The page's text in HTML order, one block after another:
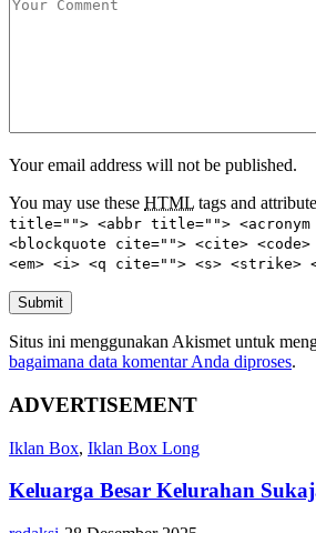
Your email address will not be published.
You may use these HTML tags and
title=""> <abbr title="">
<blockquote cite=""> <cite>
<em> <i> <q cite=""> <s> <strike>
Submit
Situs ini menggunakan Akismet untuk
bagaimana data komentar Anda diproses.
ADVERTISEMENT
Iklan Box, Iklan Box Long
Keluarga Besar Kelurahan